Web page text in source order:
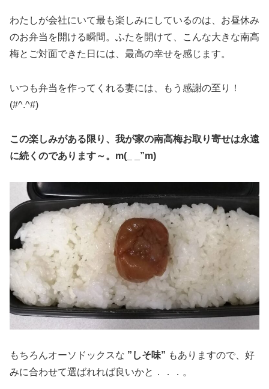
わたしが会社にいて最も楽しみにしているのは、お昼休み
のお弁当を開ける瞬間。ふたを開けて、こんな大きな南高
梅とご対面できた日には、最高の幸せを感じます。
いつも弁当を作ってくれる妻には、もう感謝の至り！
(#^.^#)
この楽しみがある限り、我が家の南高梅お取り寄せは永遠
に続くのであります～。m(_ _”m)
もちろんオーソドックスな ”しそ味” もありますので、好
みに合わせて選ばれれば良いかと．．．。